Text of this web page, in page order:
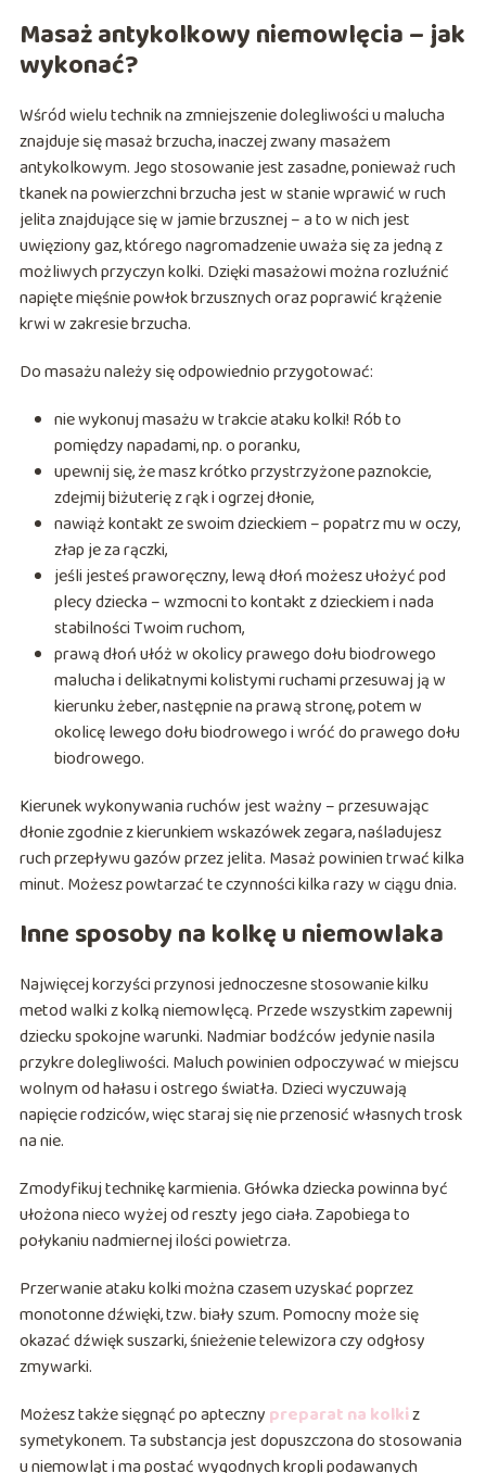
Masaż antykolkowy niemowlęcia – jak
wykonać?
Wśród wielu technik na zmniejszenie dolegliwości u malucha
znajduje się masaż brzucha, inaczej zwany masażem
antykolkowym. Jego stosowanie jest zasadne, ponieważ ruch
tkanek na powierzchni brzucha jest w stanie wprawić w ruch
jelita znajdujące się w jamie brzusznej – a to w nich jest
uwięziony gaz, którego nagromadzenie uważa się za jedną z
możliwych przyczyn kolki. Dzięki masażowi można rozluźnić
napięte mięśnie powłok brzusznych oraz poprawić krążenie
krwi w zakresie brzucha.
Do masażu należy się odpowiednio przygotować:
nie wykonuj masażu w trakcie ataku kolki! Rób to
pomiędzy napadami, np. o poranku,
upewnij się, że masz krótko przystrzyżone paznokcie,
zdejmij biżuterię z rąk i ogrzej dłonie,
nawiąż kontakt ze swoim dzieckiem – popatrz mu w oczy,
złap je za rączki,
jeśli jesteś praworęczny, lewą dłoń możesz ułożyć pod
plecy dziecka – wzmocni to kontakt z dzieckiem i nada
stabilności Twoim ruchom,
prawą dłoń ułóż w okolicy prawego dołu biodrowego
malucha i delikatnymi kolistymi ruchami przesuwaj ją w
kierunku żeber, następnie na prawą stronę, potem w
okolicę lewego dołu biodrowego i wróć do prawego dołu
biodrowego.
Kierunek wykonywania ruchów jest ważny – przesuwając
dłonie zgodnie z kierunkiem wskazówek zegara, naśladujesz
ruch przepływu gazów przez jelita. Masaż powinien trwać kilka
minut. Możesz powtarzać te czynności kilka razy w ciągu dnia.
Inne sposoby na kolkę u niemowlaka
Najwięcej korzyści przynosi jednoczesne stosowanie kilku
metod walki z kolką niemowlęcą. Przede wszystkim zapewnij
dziecku spokojne warunki. Nadmiar bodźców jedynie nasila
przykre dolegliwości. Maluch powinien odpoczywać w miejscu
wolnym od hałasu i ostrego światła. Dzieci wyczuwają
napięcie rodziców, więc staraj się nie przenosić własnych trosk
na nie.
Zmodyfikuj technikę karmienia. Główka dziecka powinna być
ułożona nieco wyżej od reszty jego ciała. Zapobiega to
połykaniu nadmiernej ilości powietrza.
Przerwanie ataku kolki można czasem uzyskać poprzez
monotonne dźwięki, tzw. biały szum. Pomocny może się
okazać dźwięk suszarki, śnieżenie telewizora czy odgłosy
zmywarki.
Możesz także sięgnąć po apteczny preparat na kolkiz
symetykonem. Ta substancja jest dopuszczona do stosowania
u niemowląt i ma postać wygodnych kropli podawanych